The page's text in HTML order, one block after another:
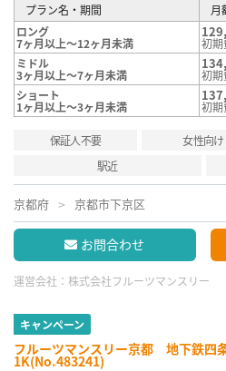
プラン名・期間
月
ロング
7ヶ月以上～12ヶ月未満
初
ミドル
3ヶ月以上～7ヶ月未満
初
ショート
1ヶ月以上～3ヶ月未満 初
保証人不要 女性向け
駅近
京都府 京都市下京区
お問合わせ
運営会社： 株式会社フルーツマンスリー
キャンペーン
フルーツマンスリー京都 地下鉄四
1K(No.483241)